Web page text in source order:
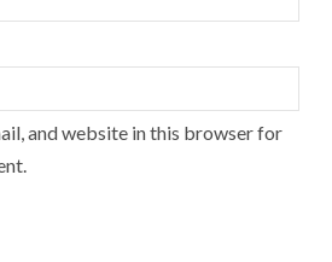
and website in this browser for